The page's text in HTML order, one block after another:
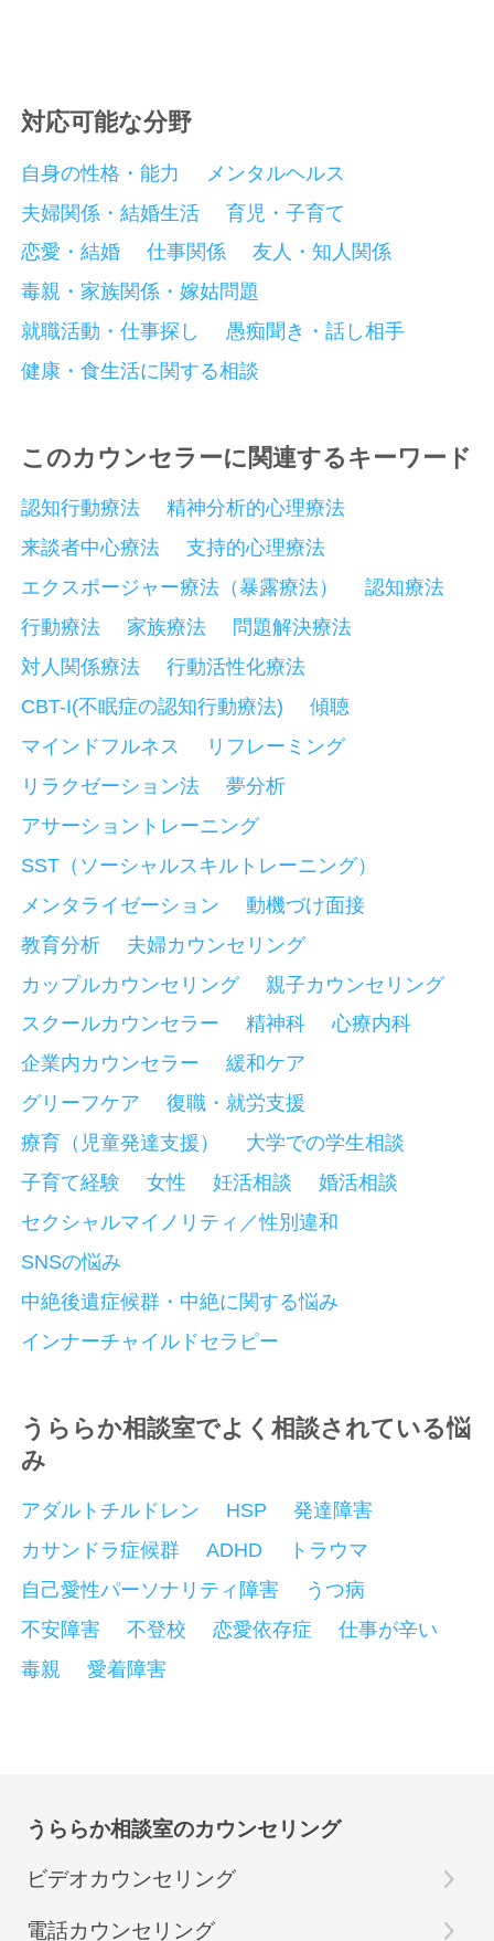
対応可能な分野
自身の性格・能力
メンタルヘルス
夫婦関係・結婚生活
育児・子育て
恋愛・結婚
仕事関係
友人・知人関係
毒親・家族関係・嫁姑問題
就職活動・仕事探し
愚痴聞き・話し相手
健康・食生活に関する相談
このカウンセラーに関連するキーワード
認知行動療法
精神分析的心理療法
来談者中心療法
支持的心理療法
エクスポージャー療法（暴露療法）
認知療法
行動療法
家族療法
問題解決療法
対人関係療法
行動活性化療法
CBT-I(不眠症の認知行動療法)
傾聴
マインドフルネス
リフレーミング
リラクゼーション法
夢分析
アサーショントレーニング
SST（ソーシャルスキルトレーニング）
メンタライゼーション
動機づけ面接
教育分析
夫婦カウンセリング
カップルカウンセリング
親子カウンセリング
スクールカウンセラー
精神科
心療内科
企業内カウンセラー
緩和ケア
グリーフケア
復職・就労支援
療育（児童発達支援）
大学での学生相談
子育て経験
女性 妊活相談
婚活相談
セクシャルマイノリティ／性別違和
SNSの悩み
中絶後遺症候群・中絶に関する悩み
インナーチャイルドセラピー
うららか相談室でよく相談されている悩
み
アダルトチルドレン HSP
発達障害
カサンドラ症候群
ADHD
トラウマ
自己愛性パーソナリティ障害
うつ病
不安障害
不登校 恋愛依存症
仕事が辛い
毒親
愛着障害
うららか相談室のカウンセリング
ビデオカウンセリング
電話カウンセリング